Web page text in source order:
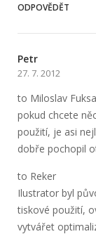
ODPOVĚDĚT
Petr
27. 7. 2012
to Miloslav Fuksa
pokud chcete
použití, je asi
dobře pochopil
to Reker
Ilustrator byl
tiskové použití,
vytvářet